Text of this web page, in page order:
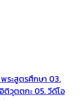
ระสูตรศึกษา 03.
ติวุตตกะ 05. วีดีโอ